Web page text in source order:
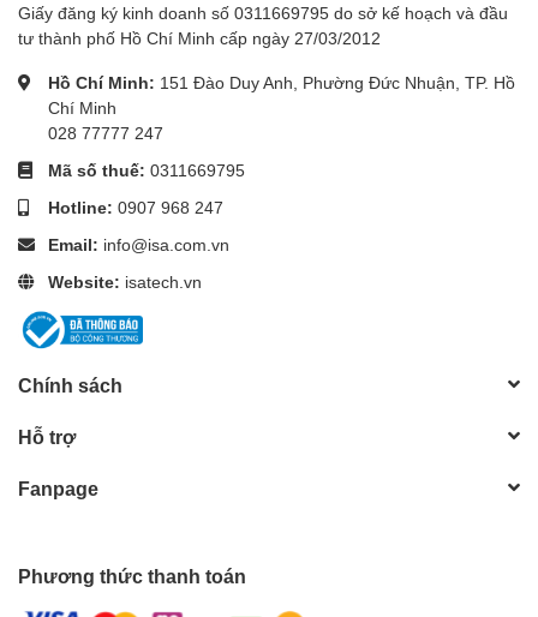
Giấy đăng ký kinh doanh số 0311669795 do sở kế hoạch và đầu
tư thành phố Hồ Chí Minh cấp ngày 27/03/2012
Hồ Chí Minh: 151 Đào Duy Anh, Phường Đức Nhuận, TP. Hồ
Chí Minh
028 77777 247
Mã số thuế: 0311669795
Hotline: 0907 968 247
Email: info@isa.com.vn
Website: isatech.vn
Chính sách
Hỗ trợ
Fanpage
Phương thức thanh toán